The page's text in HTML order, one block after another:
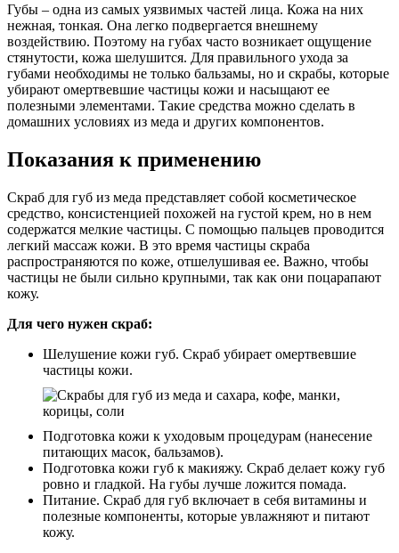
Губы – одна из самых уязвимых частей лица. Кожа на них
нежная, тонкая. Она легко подвергается внешнему
воздействию. Поэтому на губах часто возникает ощущение
стянутости, кожа шелушится. Для правильного ухода за
губами необходимы не только бальзамы, но и скрабы, которые
убирают омертвевшие частицы кожи и насыщают ее
полезными элементами. Такие средства можно сделать в
домашних условиях из меда и других компонентов.
Показания к применению
Скраб для губ из меда представляет собой косметическое
средство, консистенцией похожей на густой крем, но в нем
содержатся мелкие частицы. С помощью пальцев проводится
легкий массаж кожи. В это время частицы скраба
распространяются по коже, отшелушивая ее. Важно, чтобы
частицы не были сильно крупными, так как они поцарапают
кожу.
Для чего нужен скраб:
Шелушение кожи губ. Скраб убирает омертвевшие
частицы кожи.
Подготовка кожи к уходовым процедурам (нанесение
питающих масок, бальзамов).
Подготовка кожи губ к макияжу. Скраб делает кожу губ
ровно и гладкой. На губы лучше ложится помада.
Питание. Скраб для губ включает в себя витамины и
полезные компоненты, которые увлажняют и питают
кожу.